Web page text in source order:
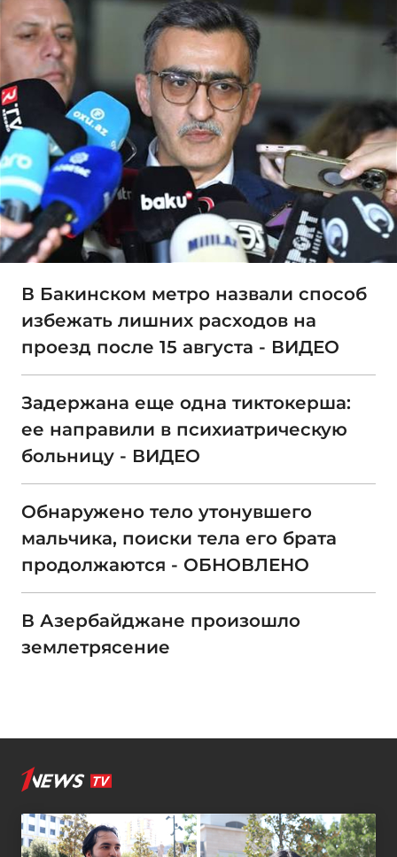
В Бакинском метро назвали способ
избежать лишних расходов на
проезд после 15 августа - ВИДЕО
Задержана еще одна тиктокерша:
ее направили в психиатрическую
больницу - ВИДЕО
Обнаружено тело утонувшего
мальчика, поиски тела его брата
продолжаются - ОБНОВЛЕНО
В Азербайджане произошло
землетрясение